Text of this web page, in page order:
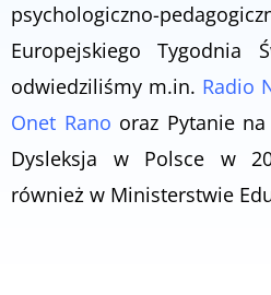
psychologiczno-
Europejskiego Tygodnia
odwiedziliśmy m.in. Radio
Onet Rano oraz Pytanie
Dysleksja w Polsce w
również w Ministerstwie